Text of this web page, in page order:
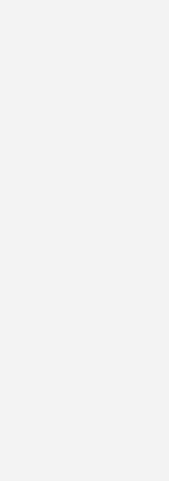
allen Neuprojekten
Wir werden
in
hängt von der
Förderung solcher
der
die Netze zu
weit